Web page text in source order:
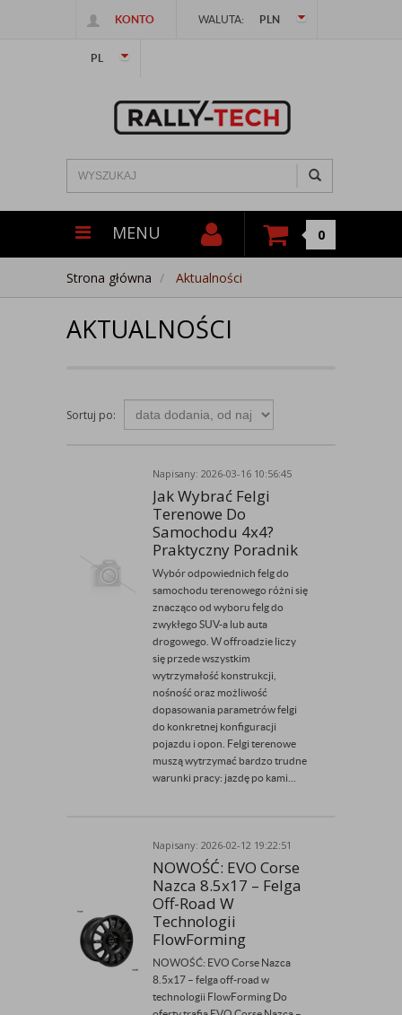
KONTO WALUTA: PLN
PL
MENU 0
Strona główna Aktualności
AKTUALNOŚCI
Sortuj po:
Napisany: 2026-03-16 10:56:45
Przez Rally-Tech
Jak Wybrać Felgi
Terenowe Do
Samochodu 4x4?
Praktyczny Poradnik
Wybór odpowiednich felg do
samochodu terenowego różni się
znacząco od wyboru felg do
zwykłego SUV-a lub auta
drogowego. W offroadzie liczy
się przede wszystkim
wytrzymałość konstrukcji,
nośność oraz możliwość
dopasowania parametrów felgi
do konkretnej konfiguracji
pojazdu i opon. Felgi terenowe
muszą wytrzymać bardzo trudne
warunki pracy: jazdę po kami...
Napisany: 2026-02-12 19:22:51
Przez Admin
NOWOŚĆ: EVO Corse
Nazca 8.5x17 – Felga
Off-Road W
Technologii
FlowForming
NOWOŚĆ: EVO Corse Nazca
8.5x17 – felga off-road w
technologii FlowForming Do